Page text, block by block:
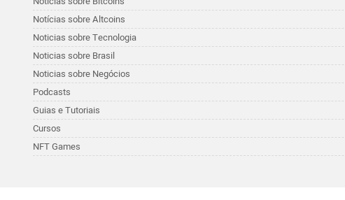
Notícias sobre Altcoins
Noticias sobre Tecnologia
Noticias sobre Brasil
Noticias sobre Negócios
Podcasts
Guias e Tutoriais
Cursos
NFT Games